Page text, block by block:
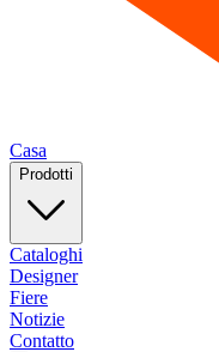
Casa
Prodotti
Cataloghi
Designer
Fiere
Notizie
Contatto